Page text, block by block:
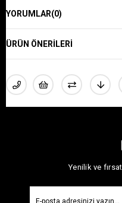
YORUMLAR(0)
ÜRÜN ÖNERILERI
Yenilik ve